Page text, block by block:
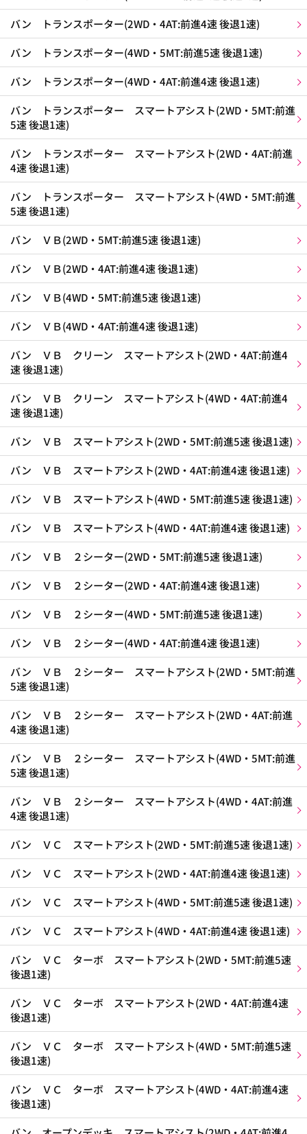
バン トランスポーター(2WD・4AT:前進4速 後退1速)
バン トランスポーター(4WD・5MT:前進5速 後退1速)
バン トランスポーター(4WD・4AT:前進4速 後退1速)
バン トランスポーター スマートアシスト(2WD・5MT:前進
5速 後退1速)
バン トランスポーター スマートアシスト(2WD・4AT:前進
4速 後退1速)
バン トランスポーター スマートアシスト(4WD・5MT:前進
5速 後退1速)
バン ＶＢ(2WD・5MT:前進5速 後退1速)
バン ＶＢ(2WD・4AT:前進4速 後退1速)
バン ＶＢ(4WD・5MT:前進5速 後退1速)
バン ＶＢ(4WD・4AT:前進4速 後退1速)
バン ＶＢ クリーン スマートアシスト(2WD・4AT:前進4
速 後退1速)
バン ＶＢ クリーン スマートアシスト(4WD・4AT:前進4
速 後退1速)
バン ＶＢ スマートアシスト(2WD・5MT:前進5速 後退1速)
バン ＶＢ スマートアシスト(2WD・4AT:前進4速 後退1速)
バン ＶＢ スマートアシスト(4WD・5MT:前進5速 後退1速)
バン ＶＢ スマートアシスト(4WD・4AT:前進4速 後退1速)
バン ＶＢ ２シーター(2WD・5MT:前進5速 後退1速)
バン ＶＢ ２シーター(2WD・4AT:前進4速 後退1速)
バン ＶＢ ２シーター(4WD・5MT:前進5速 後退1速)
バン ＶＢ ２シーター(4WD・4AT:前進4速 後退1速)
バン ＶＢ ２シーター スマートアシスト(2WD・5MT:前進
5速 後退1速)
バン ＶＢ ２シーター スマートアシスト(2WD・4AT:前進
4速 後退1速)
バン ＶＢ ２シーター スマートアシスト(4WD・5MT:前進
5速 後退1速)
バン ＶＢ ２シーター スマートアシスト(4WD・4AT:前進
4速 後退1速)
バン ＶＣ スマートアシスト(2WD・5MT:前進5速 後退1速)
バン ＶＣ スマートアシスト(2WD・4AT:前進4速 後退1速)
バン ＶＣ スマートアシスト(4WD・5MT:前進5速 後退1速)
バン ＶＣ スマートアシスト(4WD・4AT:前進4速 後退1速)
バン ＶＣ ターボ スマートアシスト(2WD・5MT:前進5速
後退1速)
バン ＶＣ ターボ スマートアシスト(2WD・4AT:前進4速
後退1速)
バン ＶＣ ターボ スマートアシスト(4WD・5MT:前進5速
後退1速)
バン ＶＣ ターボ スマートアシスト(4WD・4AT:前進4速
後退1速)